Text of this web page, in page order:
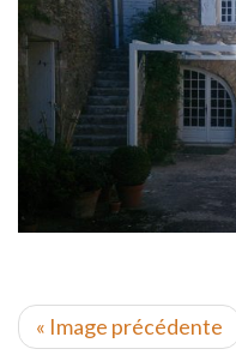
« Image précédente